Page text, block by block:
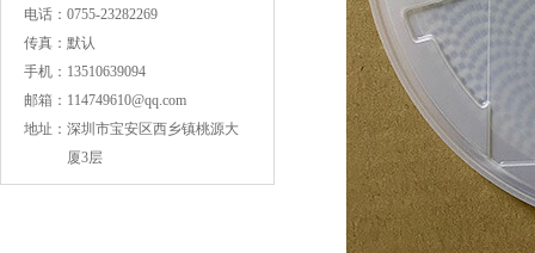
电话： 0755-23282269
传真： 默认
手机： 13510639094
邮箱： 114749610@qq.com
地址： 深圳市宝安区西乡镇桃源大
厦3层